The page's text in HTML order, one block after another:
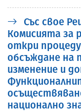
Със свое
Комисията за
откри
обсъждане на
изменение и
национално